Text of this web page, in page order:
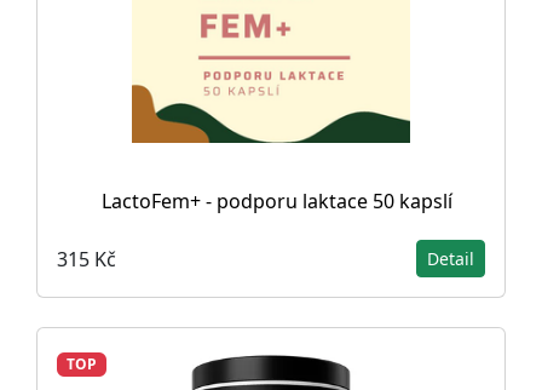
LactoFem+ - podporu laktace 50 kapslí
315 Kč Detail
TOP